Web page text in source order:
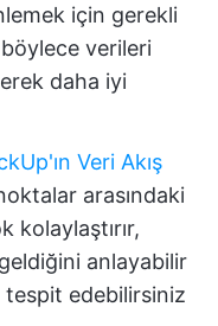
için gerekli
verileri
daha iyi
Veri Akış
arasındaki
kolaylaştırır,
anlayabilir
tespit edebilirsiniz